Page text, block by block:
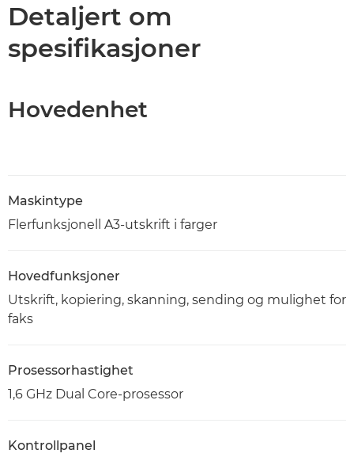
Detaljert om
spesifikasjoner
Hovedenhet
Maskintype
Flerfunksjonell A3-utskrift i farger
Hovedfunksjoner
Utskrift, kopiering, skanning, sending og mulighet for
faks
Prosessorhastighet
1,6 GHz Dual Core-prosessor
Kontrollpanel